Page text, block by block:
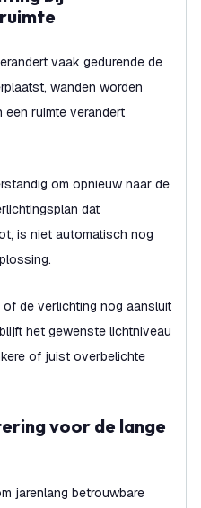
vaak gedurende de
wanden worden
ruimte verandert
om opnieuw naar de
dat
is niet automatisch nog
de verlichting nog aansluit
het gewenste lichtniveau
of juist overbelichte
jarenlang betrouwbare